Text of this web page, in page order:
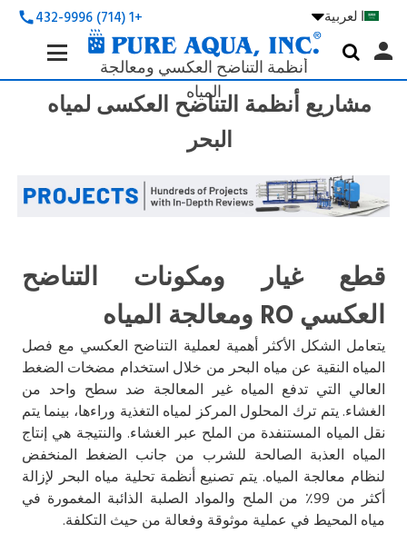
call +1 (714) 432-9996 ا لعربية
أنظمة التناضح العكسي ومعالجة
المياه
Search
Keyword:
 person
مشاريع أنظمة التناضح العكسى لمياه
البحر
قطع غيار ومكونات التناضح
العكسي RO ومعالجة المياه
يتعامل الشكل الأكثر أهمية لعملية التناضح العكسي مع فصل
المياه النقية عن مياه البحر من خلال استخدام مضخات الضغط
العالي التي تدفع المياه غير المعالجة ضد سطح واحد من
الغشاء. يتم ترك المحلول المركز لمياه التغذية وراءها، بينما يتم
نقل المياه المستنفدة من الملح عبر الغشاء. والنتيجة هي إنتاج
المياه العذبة الصالحة للشرب من جانب الضغط المنخفض
لنظام معالجة المياه. يتم تصنيع أنظمة تحلية مياه البحر لإزالة
أكثر من 99٪ من الملح والمواد الصلبة الذائبة المغمورة في
مياه المحيط في عملية موثوقة وفعالة من حيث التكلفة.